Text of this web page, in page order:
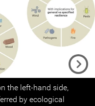
the left-hand side,
by ecological